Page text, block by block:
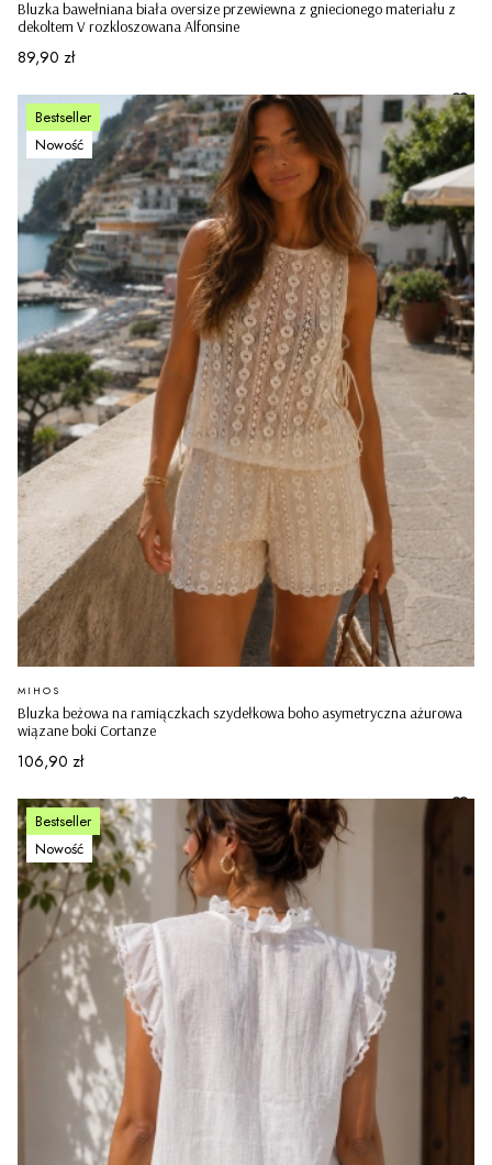
Bluzka bawełniana biała oversize przewiewna z gniecionego materiału z
dekoltem V rozkloszowana Alfonsine
Cena
89,90 zł
Bestseller
Nowość
Bluzka beżowa na ramiączkach szydełkowa boho asymetryczna ażurowa
wiązane boki Cortanze
PRODUCENT
MIHOS
Cena
106,90 zł
Bestseller
Nowość